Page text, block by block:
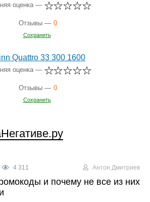
оценка —
Отзывы — 0
Сохранить
Quattro 33 300 1600
оценка —
Отзывы — 0
Сохранить
4 311 Антон Дмитриев
и почему не все из них